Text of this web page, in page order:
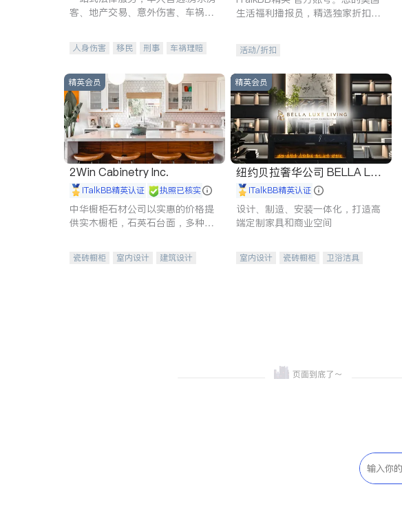
客、地产交易、意外伤害、车祸重
人身伤害 移民 刑事
车祸理赔
商标注册
索赔 律师-其它 保释
生活福利播报员，精选独家折扣、
活动/折扣
精英会员
2Win Cabinetry Inc.
iTalkBB精英认证 执照已核实
中华橱柜石材公司以实惠的价格提
供实木橱柜，石英石台面，多种优
机。品质厨房，家的选择。
瓷砖橱柜 室内设计
建筑设计
精英会员
纽约贝拉奢华公司 BELLA LUX
E iTalkBB精英认证
设计、制造、安装一体化，打造高
端定制家具和商业空间
室内设计 瓷砖橱柜
卫浴洁具